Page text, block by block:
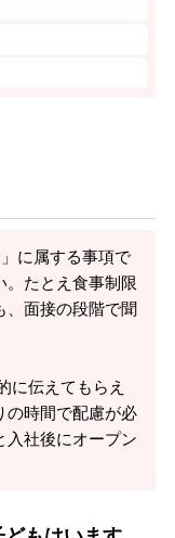
に属する事項で
。たとえ食事制限
、面接の段階で聞
に伝えてもらえ
の時間で配慮が必
入社後にオープン